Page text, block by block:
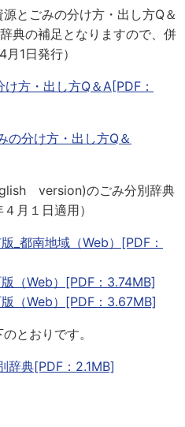
とごみの分け方・出し方Q＆
典の補足となりますので、併
1日発行）
方・出し方Q＆A[PDF：
の分け方・出し方Q＆
version)のごみ分別辞典
月１日適用）
_都南地域（Web）[PDF：
（Web）[PDF：3.74MB]
（Web）[PDF：3.67MB]
とおりです。
辞典[PDF：2.1MB]